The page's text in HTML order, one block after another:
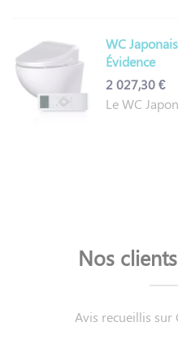
WC
Évidence
2 027,30 €
Le WC
Nos
Avis recueillis sur